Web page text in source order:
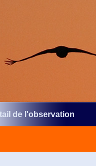
de l'observation